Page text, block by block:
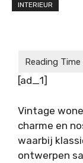
INTERIEUR
[ad_1]
Vintage
charme en
waarbij
ontwerpen